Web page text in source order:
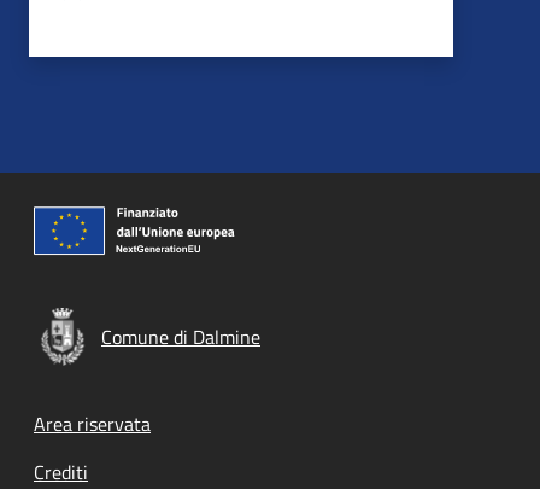
Comune di Dalmine
Footer menu
Area riservata
Crediti